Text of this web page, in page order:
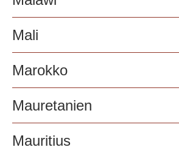
Mali
Marokko
Mauretanien
Mauritius